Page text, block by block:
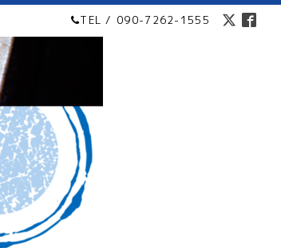
TEL / 090-7262-1555